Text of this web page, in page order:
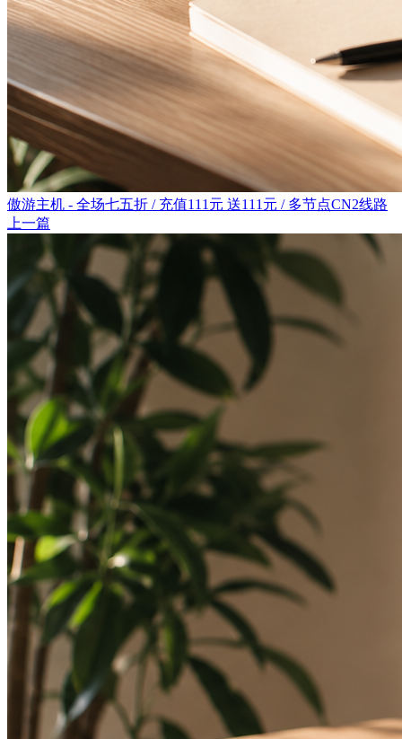
傲游主机 - 全场七五折 / 充值111元 送111元 / 多节点CN2线路
上一篇